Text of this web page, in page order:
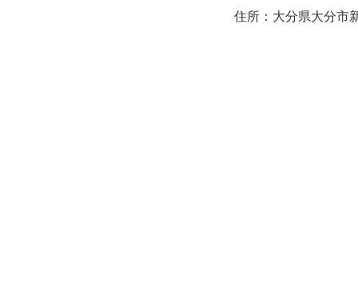
住所：大分県大分市